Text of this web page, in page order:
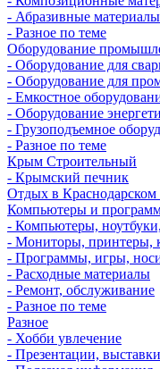
- Абразивные материалы
- Разное по теме
Оборудование
- Оборудование для
- Оборудование для
- Емкостное
- Оборудование
- Грузоподъемное
- Разное по теме
Крым Строительный
- Крымский печник
Отдых в Краснодарском
Компьютеры и
- Компьютеры,
- Мониторы, принтеры,
- Программы, игры,
- Расходные материалы
- Ремонт, обслуживание
- Разное по теме
Разное
- Хобби увлечение
- Презентации, выставки